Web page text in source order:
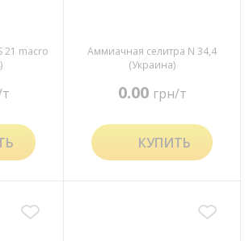
21 macro
Аммиачная селитра N 34,4
(Украина)
0.00 грн/т
КУПИТЬ